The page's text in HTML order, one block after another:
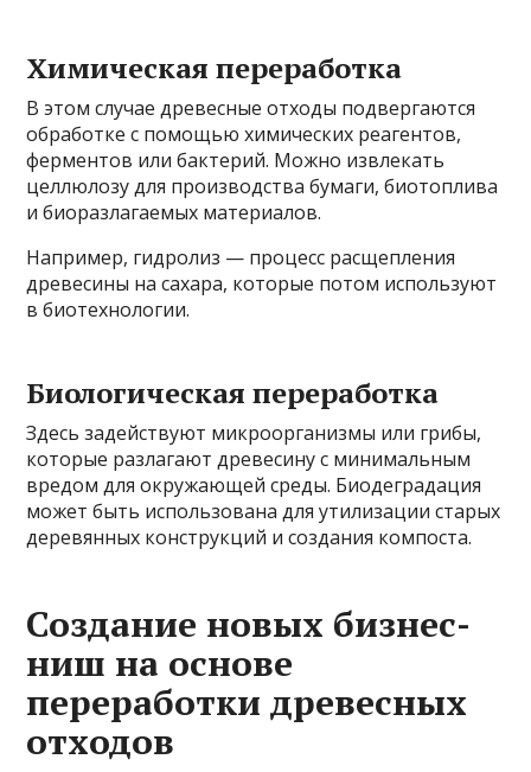
Химическая переработка
В этом случае древесные отходы подвергаются
обработке с помощью химических реагентов,
ферментов или бактерий. Можно извлекать
целлюлозу для производства бумаги, биотоплива
и биоразлагаемых материалов.
Например, гидролиз — процесс расщепления
древесины на сахара, которые потом используют
в биотехнологии.
Биологическая переработка
Здесь задействуют микроорганизмы или грибы,
которые разлагают древесину с минимальным
вредом для окружающей среды. Биодеградация
может быть использована для утилизации старых
деревянных конструкций и создания компоста.
Создание новых бизнес-
ниш на основе
переработки древесных
отходов